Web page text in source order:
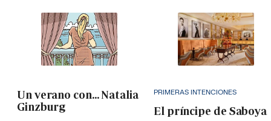
Un verano con... Natalia
Ginzburg
PRIMERAS INTENCIONES
El príncipe de Saboya